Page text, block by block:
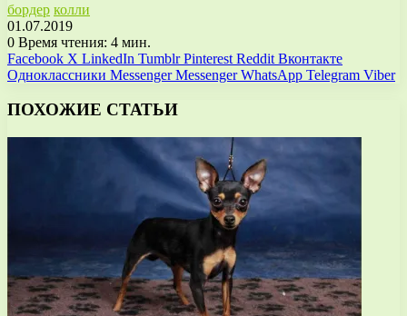
бордер колли
01.07.2019
0 Время чтения: 4 мин.
Facebook X LinkedIn Tumblr Pinterest Reddit Вконтакте
Одноклассники Messenger Messenger WhatsApp Telegram Viber
ПОХОЖИЕ СТАТЬИ